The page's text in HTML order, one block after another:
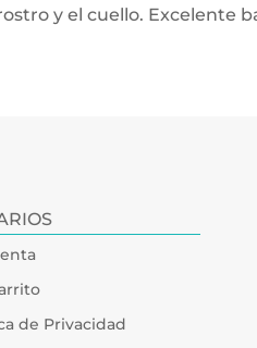
y el cuello. Excelente
de Privacidad